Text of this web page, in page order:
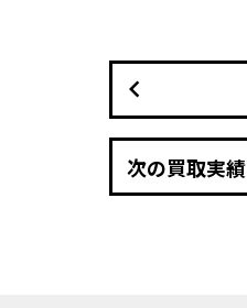
keyboard_arrow_left
次の買取実績